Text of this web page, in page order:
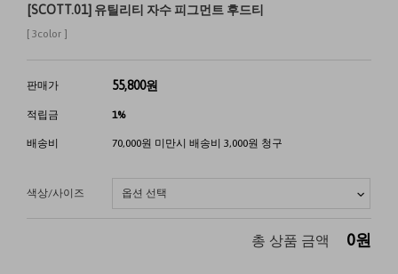
[SCOTT.01] 유틸리티 자수 피그먼트 후드티
[ 3color ]
판매가 55,800원
적립금 1%
배송비 70,000원 미만시 배송비 3,000원 청구
색상/사이즈
총 상품 금액 0원